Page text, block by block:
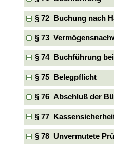
§ 72 Buchung nach
§ 73
§ 74 Buchführung
§ 75 Belegpflicht
§ 76 Abschluß der
§ 77
§ 78 Unvermutete